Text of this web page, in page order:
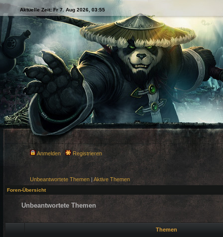
Aktuelle Zeit: Fr 7. Aug 2026, 03:55
Anmelden Registrieren
Unbeantwortete Themen | Aktive Themen
Foren-Übersicht
Unbeantwortete Themen
Themen